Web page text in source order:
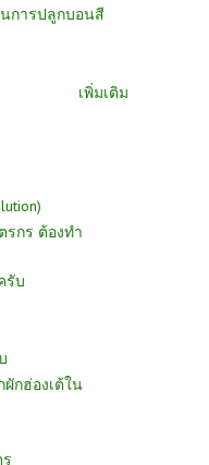
การปลูกบอนสี
เพิ่มเติม
รกร ต้องทำ
รับ
กฮ่องเต้ใน